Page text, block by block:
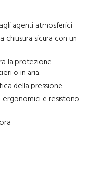
agenti atmosferici
chiusura sicura con un
la protezione
o in aria.
della pressione
ergonomici e resistono